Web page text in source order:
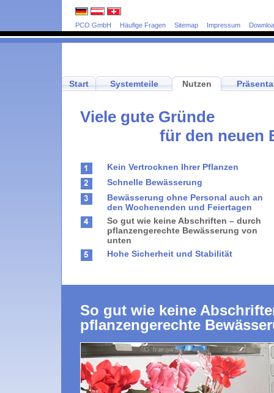
PCO GmbH Häufige Fragen Sitemap Impressum
Start Systemteile Nutzen
Viele gute Gründe
für den neuen
Kein Vertrocknen Ihrer Pflanzen
Schnelle Bewässerung
Bewässerung ohne Personal auch an
den Wochenenden und Feiertagen
So gut wie keine Abschriften – durch
pflanzengerechte Bewässerung von
unten
Hohe Sicherheit und Stabilität
So gut wie keine
pflanzengerechte